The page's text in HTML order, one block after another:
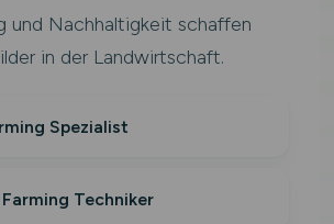
und Nachhaltigkeit schaffen
in der Landwirtschaft.
Spezialist
Techniker